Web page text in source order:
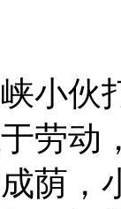
小伙
劳动
荫，